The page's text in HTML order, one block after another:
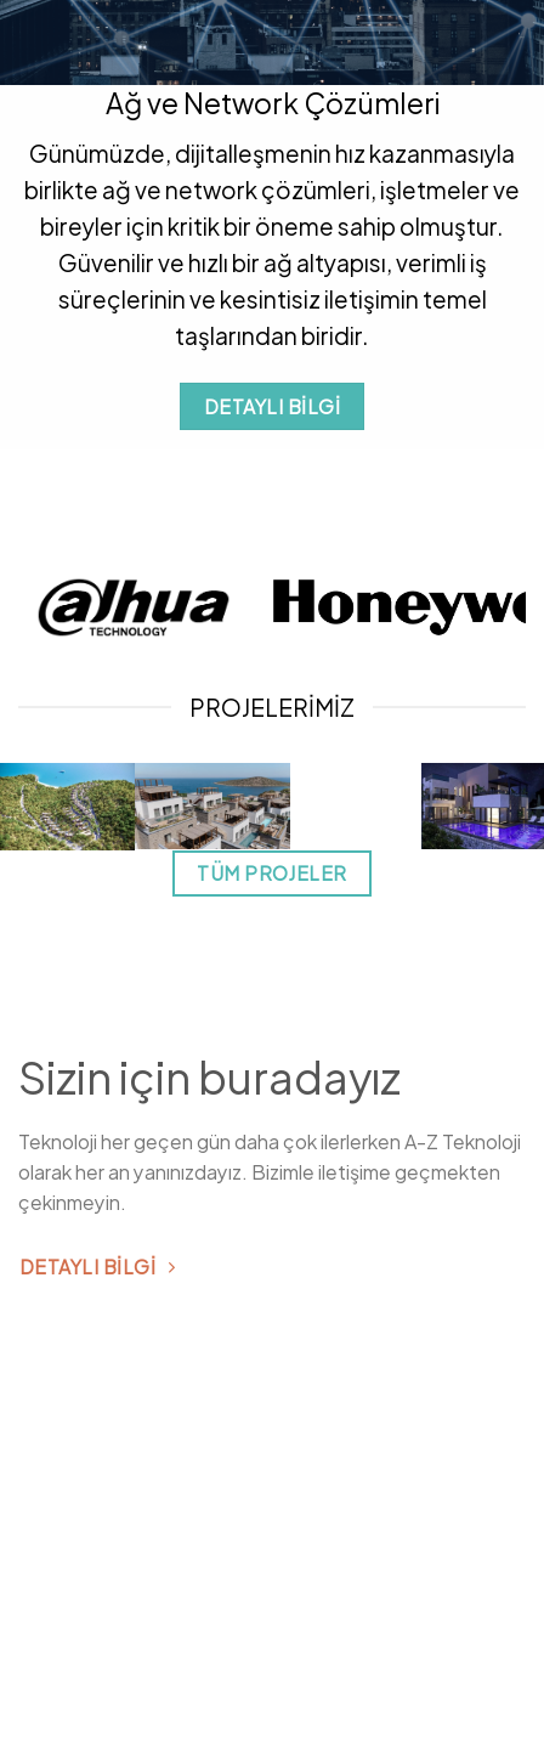
Ağ ve Network Çözümleri
Günümüzde, dijitalleşmenin hız kazanmasıyla
birlikte ağ ve network çözümleri, işletmeler ve
bireyler için kritik bir öneme sahip olmuştur.
Güvenilir ve hızlı bir ağ altyapısı, verimli iş
süreçlerinin ve kesintisiz iletişimin temel
taşlarından biridir.
DETAYLI BILGI
PROJELERIMIZ
TÜM PROJELER
Sizin için buradayız
Teknoloji her geçen gün daha çok ilerlerken A-Z Teknoloji
olarak her an yanınızdayız. Bizimle iletişime geçmekten
çekinmeyin.
DETAYLI BILGI